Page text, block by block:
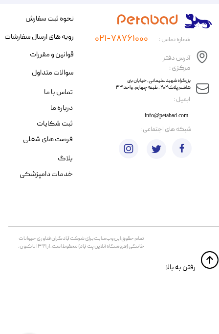
​ایمیل :
آدرس دفتر
مرکزی :
info@petabad.com
​​بزرگراه شهید سلیمانی، خیابان بنی
هاشم پلاک ۲۰۲ ، طبقه چهارم، واحد ۴۳
شماره تماس : ۰۲۱-۷۸۷۶۱۰۰۰
تمام حقوق اين وب‌سايت برای شرکت آبادگران فناوری حیوانات
خانگی (فروشگاه آنلاین پت آباد) محفوظ است. از ۱۳۹۹ تا کنون.
​​رفتن به بالا
نحوه ثبت سفارش
رویه های ارسال سفارشات
قوانین و مقررات
سوالات متداول
تماس با ما
درباره ما
ثبت شکایات
فرصت های شغلی
​شبکه های اجتماعی :
بلاگ
خدمات دامپزشکی